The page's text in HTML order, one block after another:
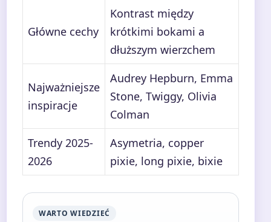
Główne cechy
Kontrast między
krótkimi bokami a
dłuższym wierzchem
Najważniejsze
inspiracje
Audrey Hepburn, Emma
Stone, Twiggy, Olivia
Colman
Trendy 2025-
2026
Asymetria, copper
pixie, long pixie, bixie
WARTO WIEDZIEĆ